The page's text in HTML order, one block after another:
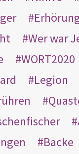
Wer war
WORT2020
Legion
Backe